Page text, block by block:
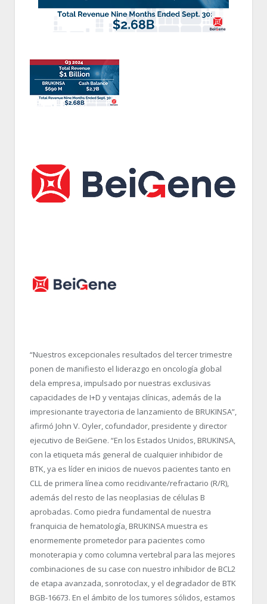
“Nuestros excepcionales resultados del tercer trimestre
ponen de manifiesto el liderazgo en oncología global
dela empresa, impulsado por nuestras exclusivas
capacidades de I+D y ventajas clínicas, además de la
impresionante trayectoria de lanzamiento de BRUKINSA”,
afirmó John V. Oyler, cofundador, presidente y director
ejecutivo de BeiGene. “En los Estados Unidos, BRUKINSA,
con la etiqueta más general de cualquier inhibidor de
BTK, ya es líder en inicios de nuevos pacientes tanto en
CLL de primera línea como recidivante/refractario (R/R),
además del resto de las neoplasias de células B
aprobadas. Como piedra fundamental de nuestra
franquicia de hematología, BRUKINSA muestra es
enormemente prometedor para pacientes como
monoterapia y como columna vertebral para las mejores
combinaciones de su case con nuestro inhibidor de BCL2
de etapa avanzada, sonrotoclax, y el degradador de BTK
BGB-16673. En el ámbito de los tumores sólidos, estamos